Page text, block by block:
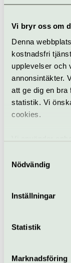
Vi bryr oss om
Denna
kostnadsfri
upplevelser och
annonsintäkter.
att ge dig en bra
statistik. Vi
cookies.
samt
vidarebefordrar
information
annons- och
information som
Nödvändig
Inställningar
Statistik
Marknadsföring
När
395-495 kr (+
Bra att veta
Kafé
Hiss och
Restaurang
Karlaplan 4,